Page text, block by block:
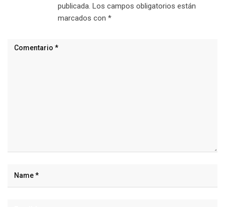
publicada. Los campos obligatorios están
marcados con *